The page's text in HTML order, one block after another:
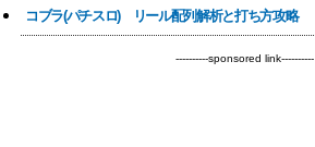
コブラ(パチスロ) リール配列解析と打ち方攻略
----------sponsored link----------